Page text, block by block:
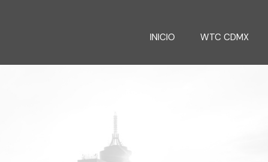
INICIO WTC CDMX